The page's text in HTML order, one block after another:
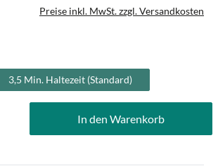
Preise inkl. MwSt. zzgl. Versandkosten
3,5 Min. Haltezeit (Standard)
gewünschten Wert ein
In den Warenkorb